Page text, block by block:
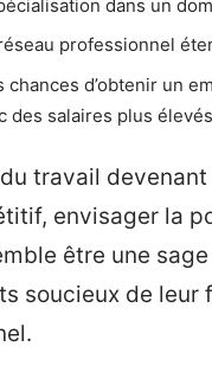
dans un
professionnel
chances d’obtenir un
des salaires plus
travail
envisager la
être une
soucieux de leur